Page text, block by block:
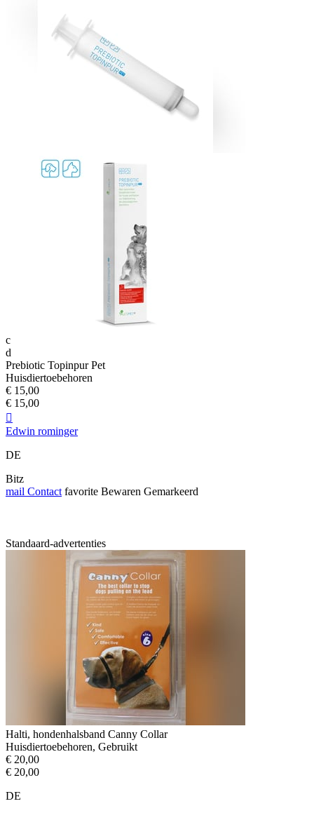
c
d
Prebiotic Topinpur Pet
Huisdiertoebehoren
€ 15,00
€ 15,00

Edwin rominger
DE
Bitz
mail Contact favorite Bewaren Gemarkeerd
Standaard-advertenties
Halti, hondenhalsband Canny Collar
Huisdiertoebehoren, Gebruikt
€ 20,00
€ 20,00
DE